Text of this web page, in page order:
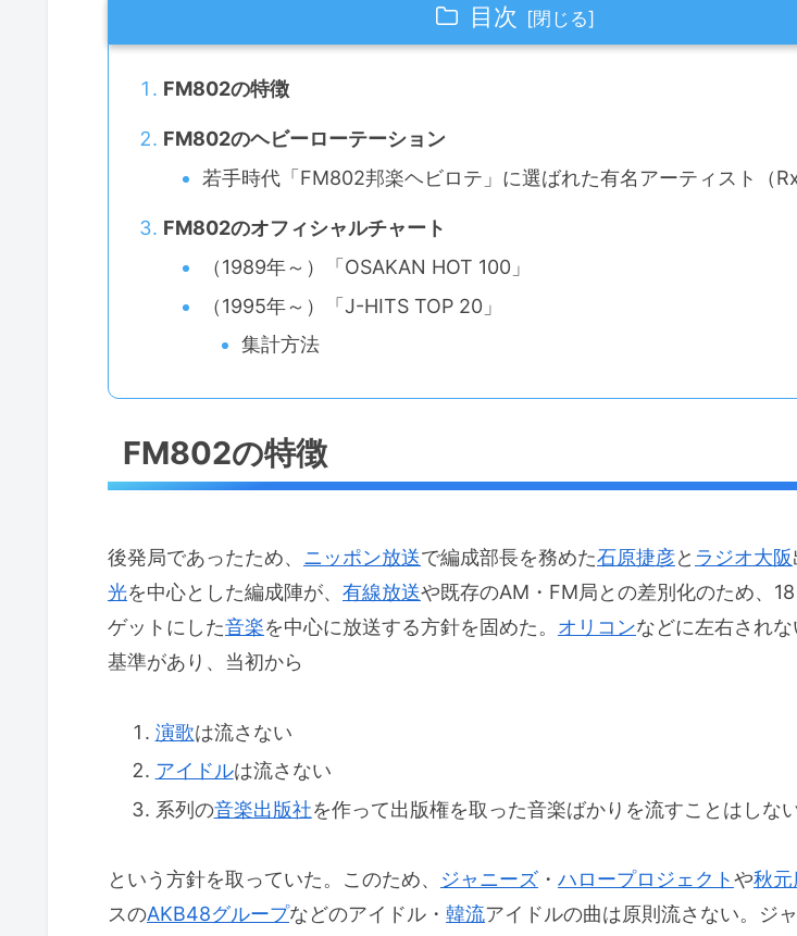
目次
FM802の特徴
FM802のヘビーローテーション
若手時代「FM802邦楽ヘビロテ」に選ばれた有名アーティスト（Rx
FM802のオフィシャルチャート
（1989年～）「OSAKAN HOT 100」
（1995年～）「J-HITS TOP 20」
集計方法
FM802の特徴
後発局であったため、 ニッポン放送で編成部長を務めた石原捷彦と ラジオ大阪
光を中心とした編成陣が、 有線放送や既存のAM・FM局との差別化のため、
ゲットにした音楽を中心に放送する方針を固めた。 オリコンなどに左右され
基準があり、当初から
演歌は流さない
アイドルは流さない
系列の音楽出版社を作って出版権を取った音楽ばかりを流すことはしな
という方針を取っていた。このため、 ジャニーズ ・ ハロープロジェクトや秋元
スのAKB48グループなどのアイドル・ 韓流アイドルの曲は原則流さない。ジ